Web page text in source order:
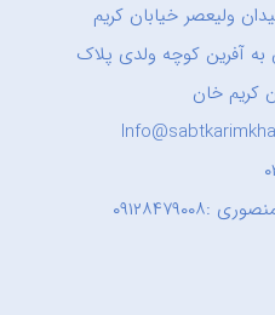
ولیعصر خیابان کریم
به آفرین کوچه ولدی پلاک
:۰۹۱۲۸۴۷۹۰۰۸